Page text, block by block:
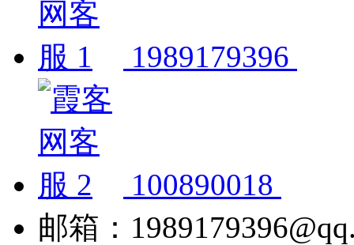
1989179396
100890018
邮箱：